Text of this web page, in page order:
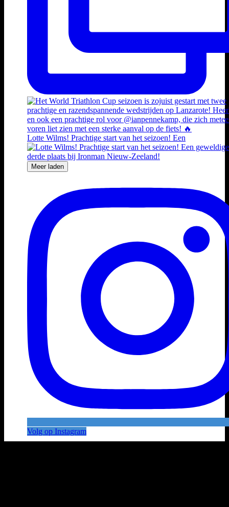
Lotte Wilms! Prachtige start van het seizoen! Een
Meer laden
Volg op Instagram